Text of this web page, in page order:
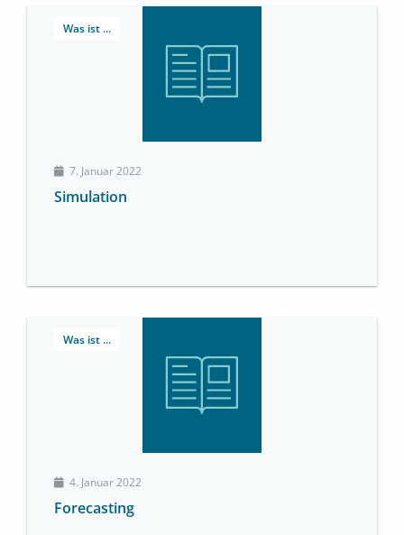
Was ist ...
7. Januar 2022
Simulation
Was ist ...
4. Januar 2022
Forecasting